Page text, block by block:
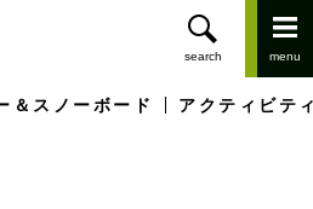
＆スノーボード アクティビテ